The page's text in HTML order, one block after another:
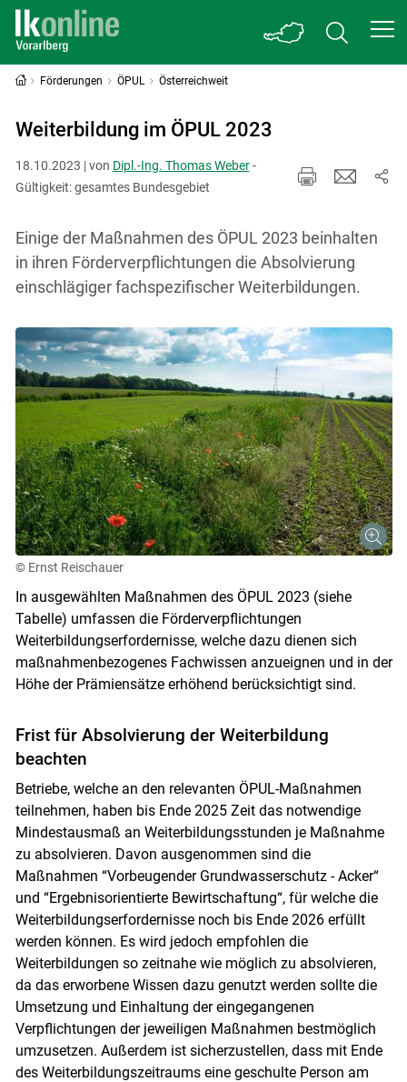
Förderungen ÖPUL Österreichweit
Weiterbildung im ÖPUL 2023
18.10.2023 | von Dipl.-Ing. Thomas Weber-
Gültigkeit: gesamtes Bundesgebiet
Einige der Maßnahmen des ÖPUL 2023 beinhalten
in ihren Förderverpflichtungen die Absolvierung
einschlägiger fachspezifischer Weiterbildungen.
© Ernst Reischauer
In ausgewählten Maßnahmen des ÖPUL 2023 (siehe
Tabelle) umfassen die Förderverpflichtungen
Weiterbildungserfordernisse, welche dazu dienen sich
maßnahmenbezogenes Fachwissen anzueignen und in der
Höhe der Prämiensätze erhöhend berücksichtigt sind.
Frist für Absolvierung der Weiterbildung
beachten
Betriebe, welche an den relevanten ÖPUL-Maßnahmen
teilnehmen, haben bis Ende 2025 Zeit das notwendige
Mindestausmaß an Weiterbildungsstunden je Maßnahme
zu absolvieren. Davon ausgenommen sind die
Maßnahmen “Vorbeugender Grundwasserschutz - Acker“
und “Ergebnisorientierte Bewirtschaftung“, für welche die
Weiterbildungserfordernisse noch bis Ende 2026 erfüllt
werden können. Es wird jedoch empfohlen die
Weiterbildungen so zeitnahe wie möglich zu absolvieren,
da das erworbene Wissen dazu genutzt werden sollte die
Umsetzung und Einhaltung der eingegangenen
Verpflichtungen der jeweiligen Maßnahmen bestmöglich
umzusetzen. Außerdem ist sicherzustellen, dass mit Ende
des Weiterbildungszeitraums eine geschulte Person am